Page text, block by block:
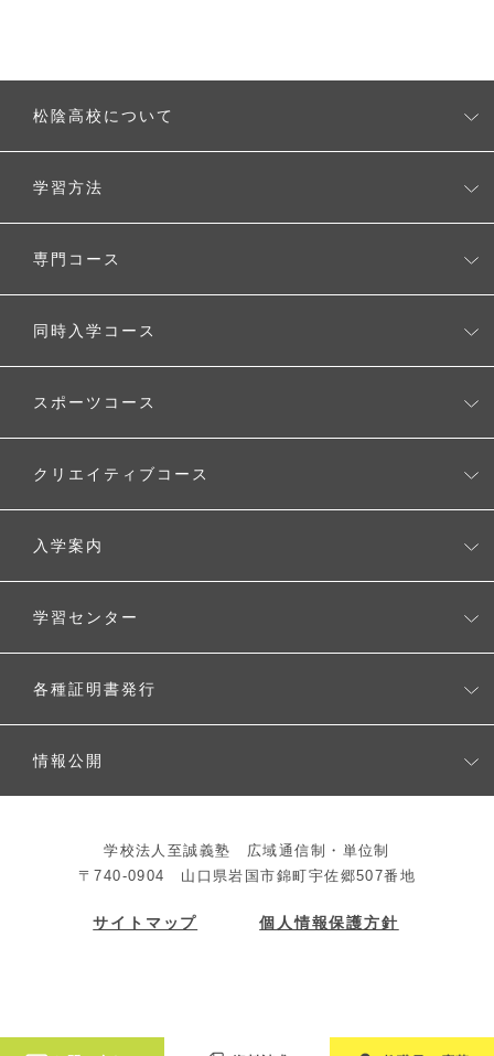
松陰高校について
学習方法
自由に選べるスタディプラン
時間割例
専門コース
Voice Study コース
同時入学コース
スポーツコース
クリエイティブコース
入学案内
よくある質問
学習センター
各種証明書発行
情報公開
法人情報公開
学校法人至誠義塾 広域通信制・単位制
〒740-0904 山口県岩国市錦町宇佐郷507番地
サイトマップ 個人情報保護方針